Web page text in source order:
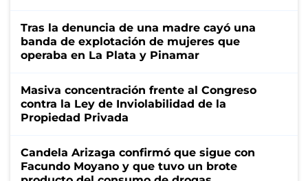
Tras la denuncia de una madre cayó una
banda de explotación de mujeres que
operaba en La Plata y Pinamar
Masiva concentración frente al Congreso
contra la Ley de Inviolabilidad de la
Propiedad Privada
Candela Arizaga confirmó que sigue con
Facundo Moyano y que tuvo un brote